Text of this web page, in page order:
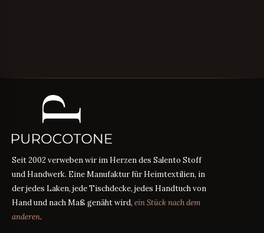
Seit 2002 verweben wir im Herzen des Salento Stoff
und Handwerk. Eine Manufaktur für Heimtextilien, in
der jedes Laken, jede Tischdecke, jedes Handtuch von
Hand und nach Maß genäht wird, ein Stück nach dem
anderen.